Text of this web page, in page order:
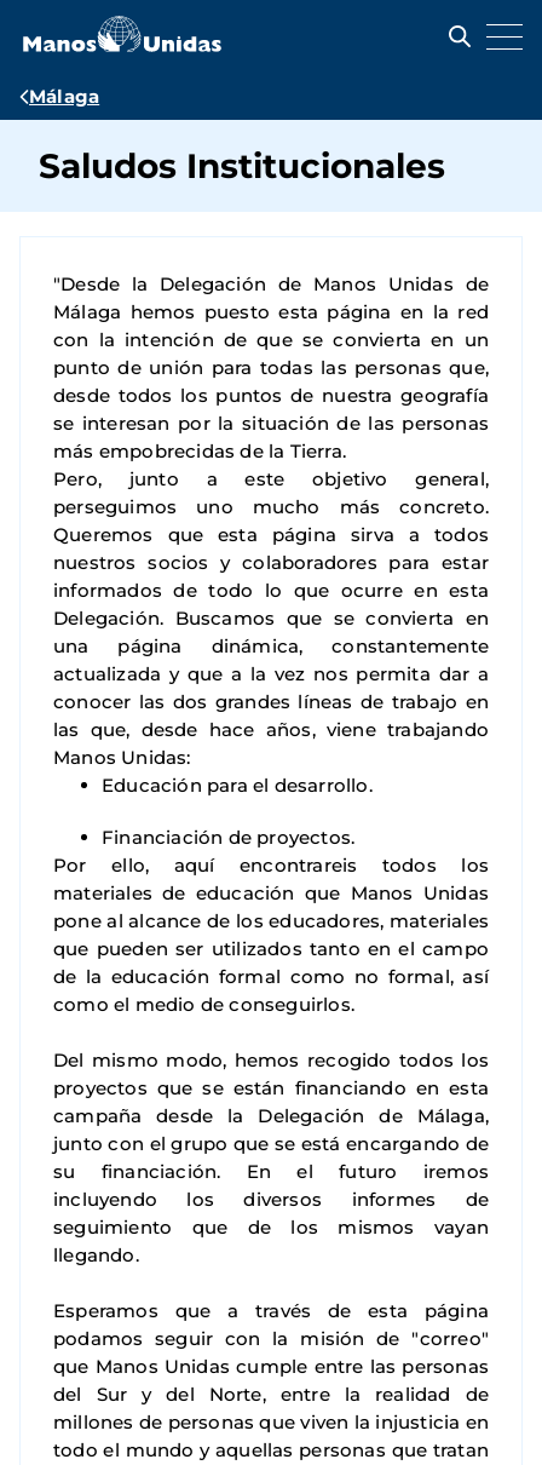
contenido
Ruta
navegación
Málaga
Saludos Institucionales
"Desde la Delegación de Manos Unidas de
Málaga hemos puesto esta página en la red
con la intención de que se convierta en un
punto de unión para todas las personas que,
desde todos los puntos de nuestra geografía
se interesan por la situación de las personas
más empobrecidas de la Tierra.
Pero, junto a este objetivo general,
perseguimos uno mucho más concreto.
Queremos que esta página sirva a todos
nuestros socios y colaboradores para estar
informados de todo lo que ocurre en esta
Delegación. Buscamos que se convierta en
una página dinámica, constantemente
actualizada y que a la vez nos permita dar a
conocer las dos grandes líneas de trabajo en
las que, desde hace años, viene trabajando
Manos Unidas:
Educación para el desarrollo.
Financiación de proyectos.
Por ello, aquí encontrareis todos los
materiales de educación que Manos Unidas
pone al alcance de los educadores, materiales
que pueden ser utilizados tanto en el campo
de la educación formal como no formal, así
como el medio de conseguirlos.
Del mismo modo, hemos recogido todos los
proyectos que se están financiando en esta
campaña desde la Delegación de Málaga,
junto con el grupo que se está encargando de
su financiación. En el futuro iremos
incluyendo los diversos informes de
seguimiento que de los mismos vayan
llegando.
Esperamos que a través de esta página
podamos seguir con la misión de "correo"
que Manos Unidas cumple entre las personas
del Sur y del Norte, entre la realidad de
millones de personas que viven la injusticia en
todo el mundo y aquellas personas que tratan